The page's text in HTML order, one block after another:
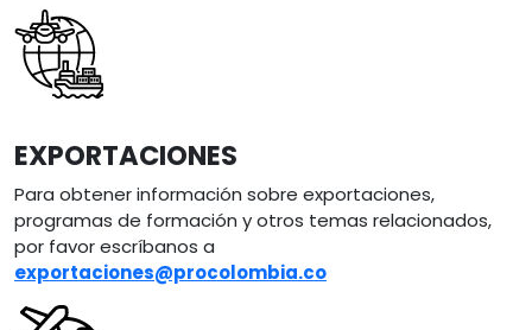
Image
EXPORTACIONES
Para obtener información sobre exportaciones,
programas de formación y otros temas relacionados,
por favor escríbanos a
exportaciones@procolombia.co
Image